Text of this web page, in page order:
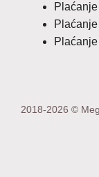
2018-2026 ©